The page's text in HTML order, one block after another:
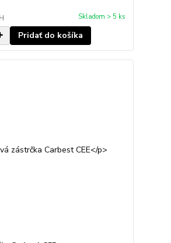
Skladom > 5 ks
Pridať do košíka